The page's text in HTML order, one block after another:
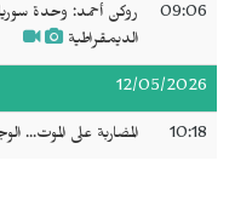
09:06
روكن أحمد: وحدة
الديمقراطية
12/05/2026
10:18 المضاربة على الموت...